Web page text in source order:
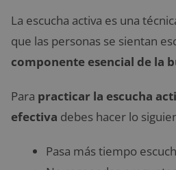
La escucha activa es una
que las personas se sientan
componente esencial de la
Para practicar la escucha
efectiva debes hacer lo
Pasa más tiempo